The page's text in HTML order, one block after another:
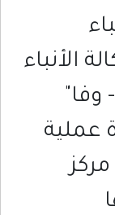
الأنباء
وفا"
عملية